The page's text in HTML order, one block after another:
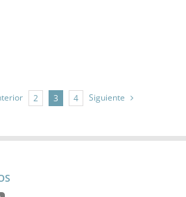
2 3 4 Siguiente